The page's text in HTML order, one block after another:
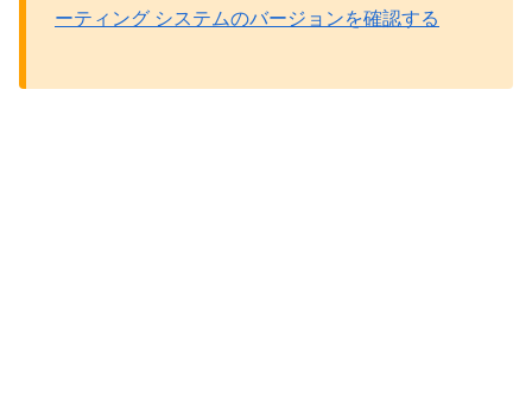
ーティング システムのバージョンを確認する